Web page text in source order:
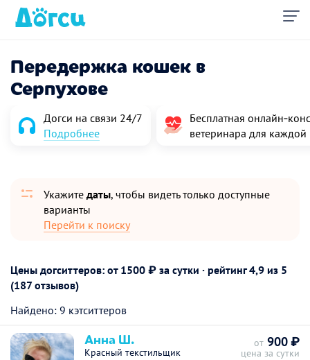
Передержка кошек в
Серпухове
Догси на связи 24/7
Подробнее
Бесплатная
ветеринара для
Укажите даты, чтобы видеть только доступные
варианты
Перейти к поиску
Цены догситтеров: от 1500 ₽ за сутки · рейтинг4,9 из 5
(187 отзывов)
Найдено: 9 кэтситтеров
Анна Ш.
Красный текстильщик
от 900 ₽
цена за сутки